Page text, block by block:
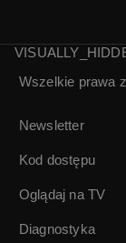
Prywatne
Wszelkie prawa
Newsletter
Kod dostępu
Oglądaj na TV
Diagnostyka